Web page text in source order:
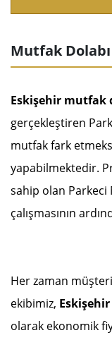
Mutfak Dolabı
Eskişehir mutfak
gerçekleştiren
mutfak fark
yapabilmektedir.
sahip olan Parkeci
çalışmasının
Her zaman
ekibimiz,
olarak ekonomik